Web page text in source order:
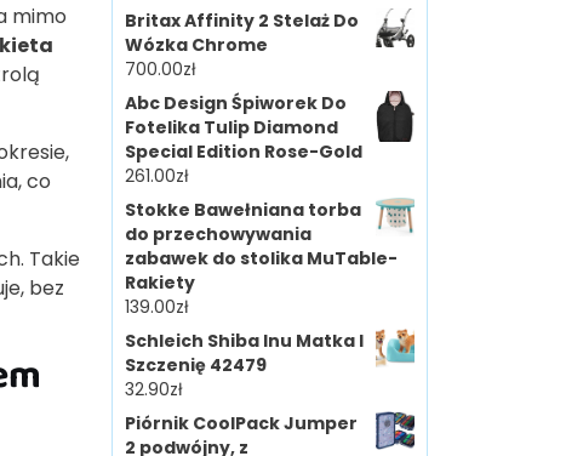
mimo
co
Takie
bez
Britax Affinity 2 Stelaż Do
Wózka Chrome
700.00zł
Abc Design Śpiworek Do
Fotelika Tulip Diamond
Special Edition Rose-Gold
261.00zł
Stokke Bawełniana torba
do przechowywania
zabawek do stolika MuTable-
Rakiety
139.00zł
Schleich Shiba Inu Matka I
Szczenię 42479
32.90zł
Piórnik CoolPack Jumper
2 podwójny, z